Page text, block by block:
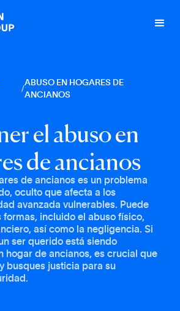
/
ABUSO EN HOGARES DE
ANCIANOS
erelabusoen
esdeancianos
de ancianos es un problema
oculto que afecta a los
avanzada vulnerables. Puede
incluido el abuso físico,
así como la negligencia. Si
ser querido está siendo
hogar de ancianos, es crucial que
busques justicia para su